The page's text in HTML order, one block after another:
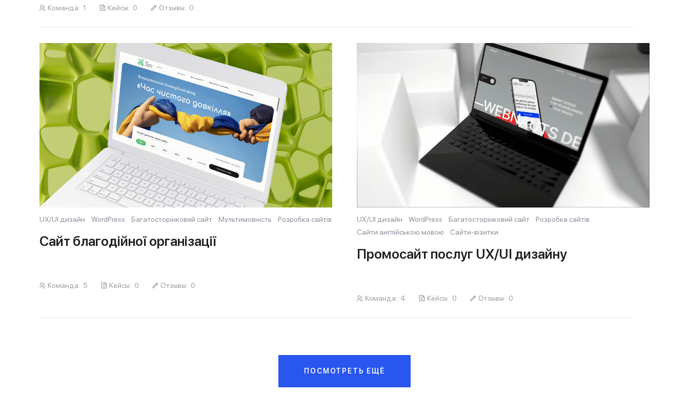
Команда: 1 Кейсы: 0 Отзывы: 0
UX/UI дизайн WordPress Багатосторінковий сайт Мультимовність Розробка сайтів
Сайт благодійної організації
Команда: 5 Кейсы: 0 Отзывы: 0
UX/UI дизайн WordPress Багатосторінковий сайт
Розробка сайтів
Сайти англійською мовою
Сайти-візитки
Промосайт послуг UX/UI дизайну
Команда: 4 Кейсы: 0 Отзывы: 0
ПОСМОТРЕТЬ ЕЩЁ